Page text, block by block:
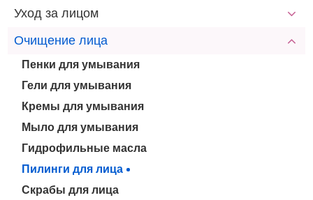
Уход за лицом
Очищение лица
Пенки для умывания
Гели для умывания
Кремы для умывания
Мыло для умывания
Гидрофильные масла
Пилинги для лица
Скрабы для лица